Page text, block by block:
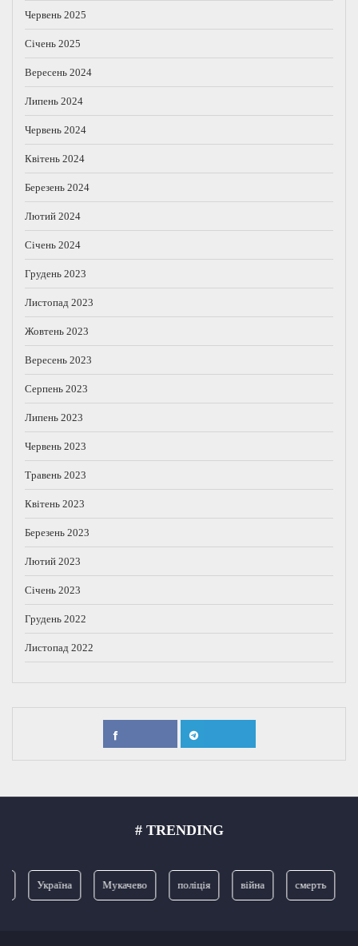
Червень 2025
Січень 2025
Вересень 2024
Липень 2024
Червень 2024
Квітень 2024
Березень 2024
Лютий 2024
Січень 2024
Грудень 2023
Листопад 2023
Жовтень 2023
Вересень 2023
Серпень 2023
Липень 2023
Червень 2023
Травень 2023
Квітень 2023
Березень 2023
Лютий 2023
Січень 2023
Грудень 2022
Листопад 2022
# TRENDING
Україна Мукачево поліція війна смерть